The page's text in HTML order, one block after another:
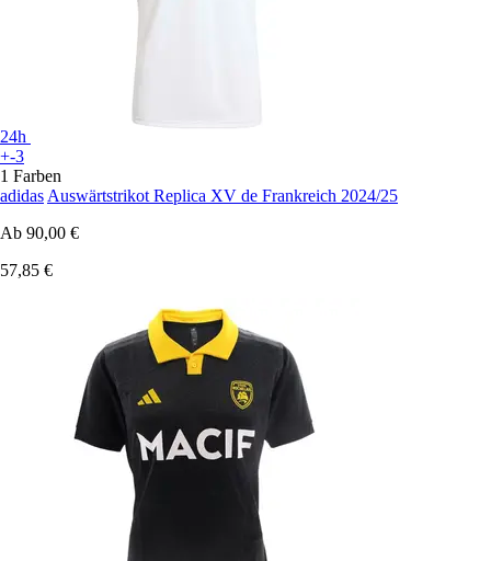
24h
+-3
1 Farben
adidas Auswärtstrikot Replica XV de Frankreich 2024/25
Ab 90,00 €
57,85 €